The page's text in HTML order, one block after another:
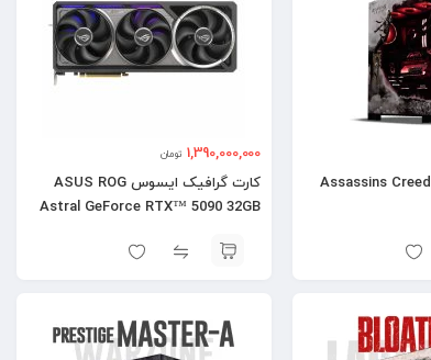
سیستم ادیشن | Assassins Creed
1,390,000,000 تومان
کارت گرافیک ایسوس ASUS ROG
Astral GeForce RTX™ 5090 32GB